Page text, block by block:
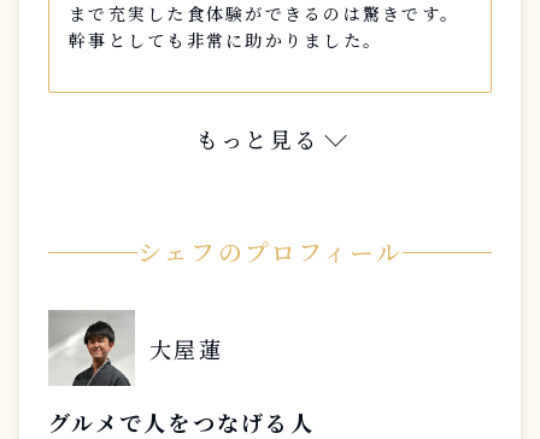
まで充実した食体験ができるのは驚きです。
幹事としても非常に助かりました。
もっと見る
シェフのプロフィール
大屋蓮
グルメで人をつなげる人